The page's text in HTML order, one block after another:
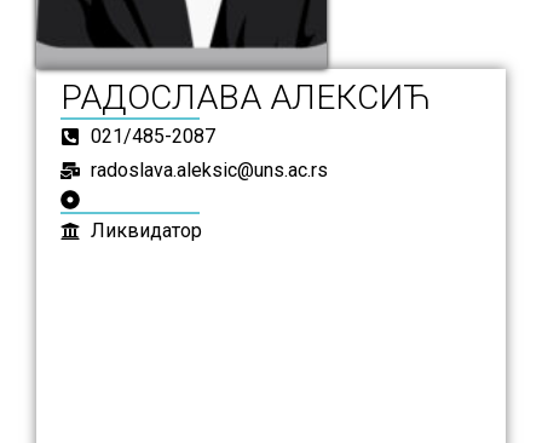
РАДОСЛАВА АЛЕКСИЋ
021/485-2087
radoslava.aleksic@uns.ac.rs
Ликвидатор